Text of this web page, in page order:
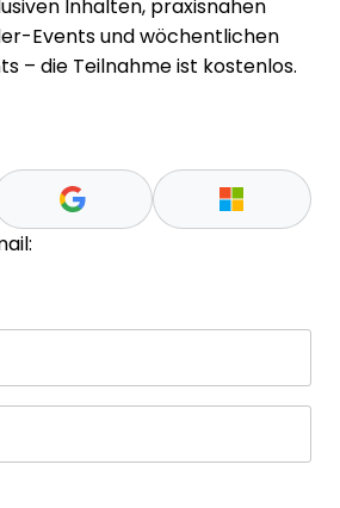
Inhalten, praxisnahen
Events und wöchentlichen
– die Teilnahme ist kostenlos.
purposes and should be